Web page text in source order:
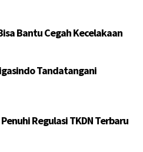
Bantu Cegah Kecelakaan
Tandatangani
Regulasi TKDN Terbaru